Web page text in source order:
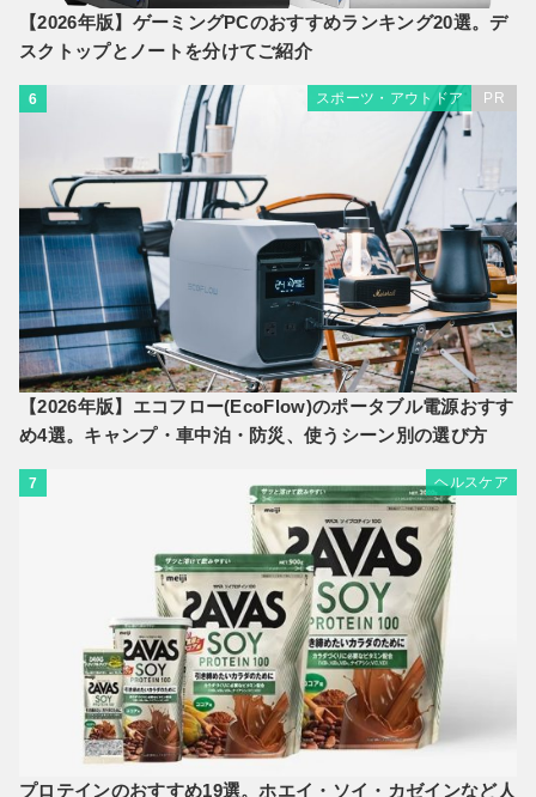
【2026年版】ゲーミングPCのおすすめランキング20選。デ
スクトップとノートを分けてご紹介
6 スポーツ・アウトドア PR
【2026年版】エコフロー(EcoFlow)のポータブル電源おすす
め4選。キャンプ・車中泊・防災、使うシーン別の選び方
7 ヘルスケア
プロテインのおすすめ19選。ホエイ・ソイ・カゼインなど人